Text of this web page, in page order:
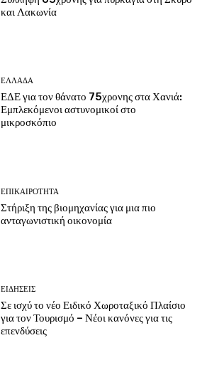
και Λακωνία
ΕΛΛΑΔΑ
ΕΔΕ για τον θάνατο 75χρονης στα Χανιά:
Εμπλεκόμενοι αστυνομικοί στο
μικροσκόπιο
ΕΠΙΚΑΙΡΟΤΗΤΑ
Στήριξη της βιομηχανίας για μια πιο
ανταγωνιστική οικονομία
ΕΙΔΗΣΕΙΣ
Σε ισχύ το νέο Ειδικό Χωροταξικό Πλαίσιο
για τον Τουρισμό – Νέοι κανόνες για τις
επενδύσεις